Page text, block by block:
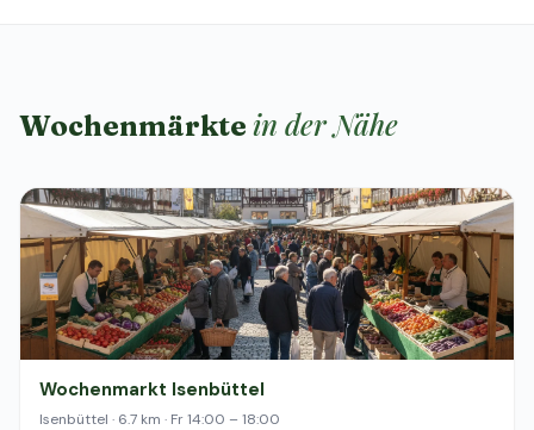
Wochenmärkte in der Nähe
Wochenmarkt Isenbüttel
Isenbüttel · 6.7 km · Fr 14:00 – 18:00